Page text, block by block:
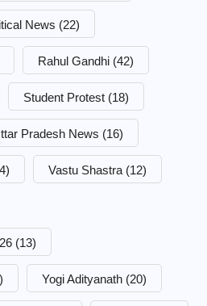
News (22)
Rahul Gandhi (42)
Student Protest (18)
Pradesh News (16)
Vastu Shastra (12)
(13)
Yogi Adityanath (20)